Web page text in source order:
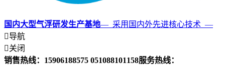
国内大型气浮研发生产基地— 采用国内外先进核心技术 —
导航
关闭
销售热线：15906188575 051088101158服务热线：